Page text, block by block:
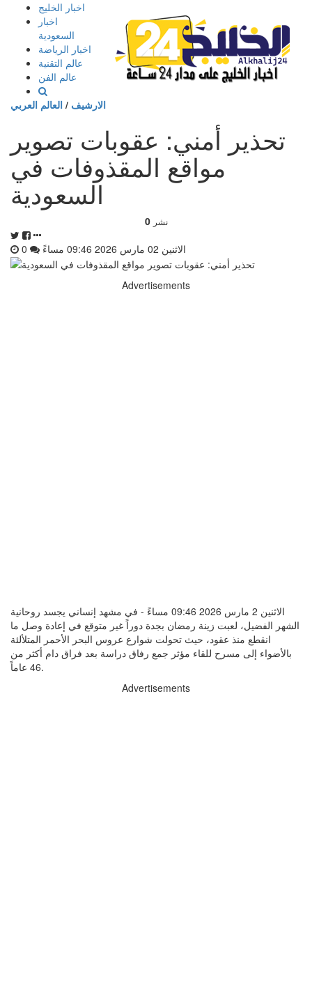
إذهب
المحتوى
اخبار الخليج
اخبار
السعودية
اخبار الرياضة
عالم التقنية
عالم الفن
الارشيف / العالم العربي
تحذير أمني: عقوبات تصوير
مواقع المقذوفات في
السعودية
0 نشر
الاثنين 02 مارس 2026 09:46 مساءً
Advertisements
الاثنين 2 مارس 2026 09:46 مساءً - في مشهد إنساني يجسد روحانية
الشهر الفضيل، لعبت زينة رمضان بجدة دوراً غير متوقع في إعادة وصل ما
انقطع منذ عقود، حيث تحولت شوارع عروس البحر الأحمر المتلألئة
بالأضواء إلى مسرح للقاء مؤثر جمع رفاق دراسة بعد فراق دام أكثر من
46 عاماً.
Advertisements